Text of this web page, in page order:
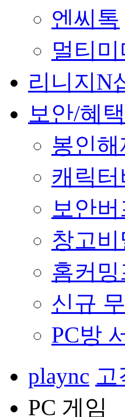
엔씨톡
멀티미
리니지N
보안/혜택
봉인
캐릭
보안버
창고
홈커
신규
PC방
plaync 고
PC 게임